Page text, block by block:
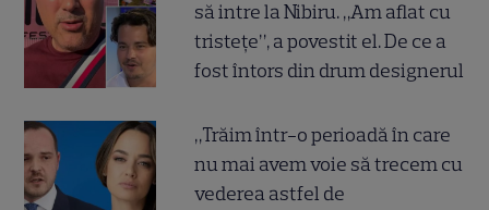
să intre la Nibiru. „Am aflat cu
tristețe”, a povestit el. De ce a
fost întors din drum designerul
„Trăim într-o perioadă în care
nu mai avem voie să trecem cu
vederea astfel de